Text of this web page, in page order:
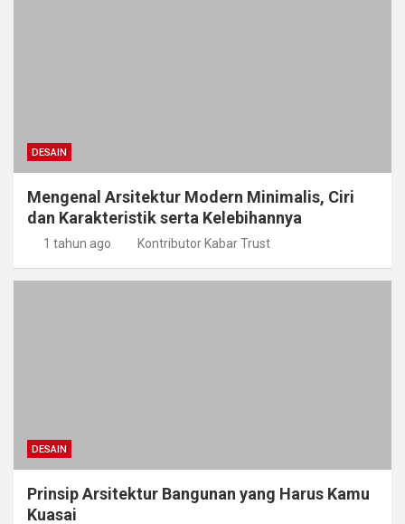
DESAIN
Mengenal Arsitektur Modern Minimalis, Ciri
dan Karakteristik serta Kelebihannya
1 tahun ago Kontributor Kabar Trust
DESAIN
Prinsip Arsitektur Bangunan yang Harus Kamu
Kuasai